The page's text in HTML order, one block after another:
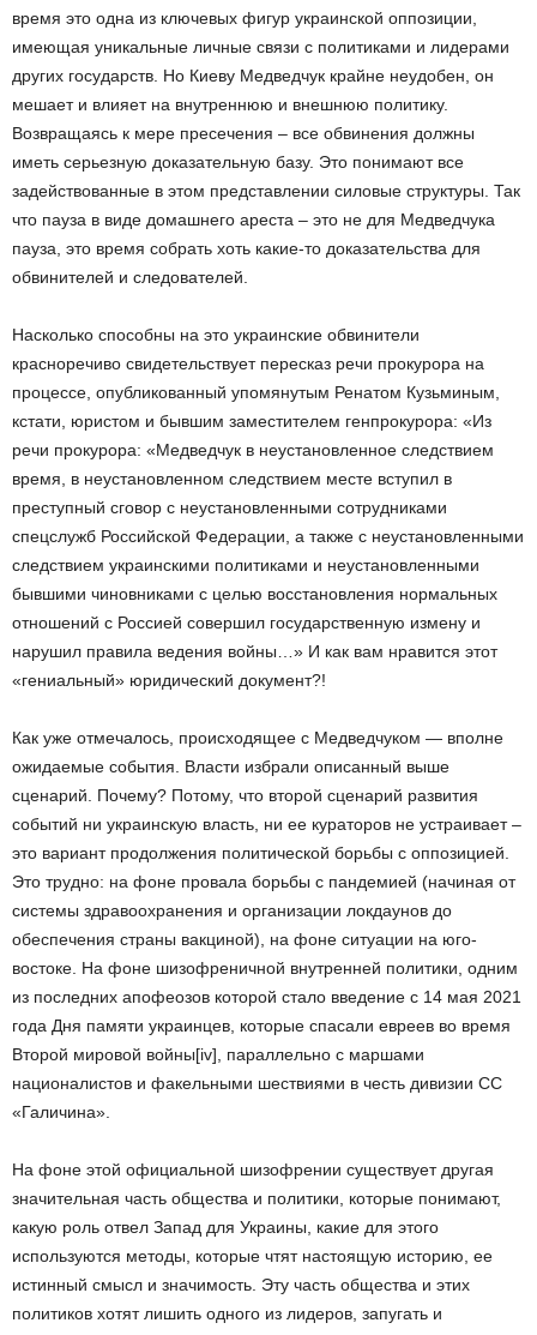
время это одна из ключевых фигур украинской оппозиции,
имеющая уникальные личные связи с политиками и лидерами
других государств. Но Киеву Медведчук крайне неудобен, он
мешает и влияет на внутреннюю и внешнюю политику.
Возвращаясь к мере пресечения – все обвинения должны
иметь серьезную доказательную базу. Это понимают все
задействованные в этом представлении силовые структуры. Так
что пауза в виде домашнего ареста – это не для Медведчука
пауза, это время собрать хоть какие-то доказательства для
обвинителей и следователей.
Насколько способны на это украинские обвинители
красноречиво свидетельствует пересказ речи прокурора на
процессе, опубликованный упомянутым Ренатом Кузьминым,
кстати, юристом и бывшим заместителем генпрокурора: «Из
речи прокурора: «Медведчук в неустановленное следствием
время, в неустановленном следствием месте вступил в
преступный сговор с неустановленными сотрудниками
спецслужб Российской Федерации, а также с неустановленными
следствием украинскими политиками и неустановленными
бывшими чиновниками с целью восстановления нормальных
отношений с Россией совершил государственную измену и
нарушил правила ведения войны…» И как вам нравится этот
«гениальный» юридический документ?!
Как уже отмечалось, происходящее с Медведчуком — вполне
ожидаемые события. Власти избрали описанный выше
сценарий. Почему? Потому, что второй сценарий развития
событий ни украинскую власть, ни ее кураторов не устраивает –
это вариант продолжения политической борьбы с оппозицией.
Это трудно: на фоне провала борьбы с пандемией (начиная от
системы здравоохранения и организации локдаунов до
обеспечения страны вакциной), на фоне ситуации на юго-
востоке. На фоне шизофреничной внутренней политики, одним
из последних апофеозов которой стало введение с 14 мая 2021
года Дня памяти украинцев, которые спасали евреев во время
Второй мировой войны[iv], параллельно с маршами
националистов и факельными шествиями в честь дивизии СС
«Галичина».
На фоне этой официальной шизофрении существует другая
значительная часть общества и политики, которые понимают,
какую роль отвел Запад для Украины, какие для этого
используются методы, которые чтят настоящую историю, ее
истинный смысл и значимость. Эту часть общества и этих
политиков хотят лишить одного из лидеров, запугать и